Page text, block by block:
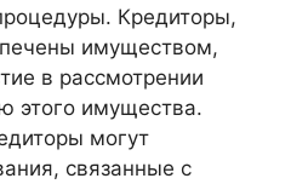
Кредиторы,
имуществом,
в рассмотрении
этого имущества.
могут
связанные с